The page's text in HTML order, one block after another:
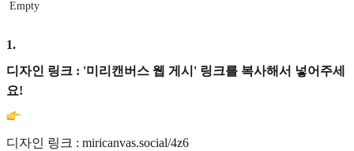
Empty
1.
디자인 링크 : '미리캔버스 웹 게시' 링크를 복사해서 넣어주세
요!
디자인 링크 : miricanvas.social/4z6